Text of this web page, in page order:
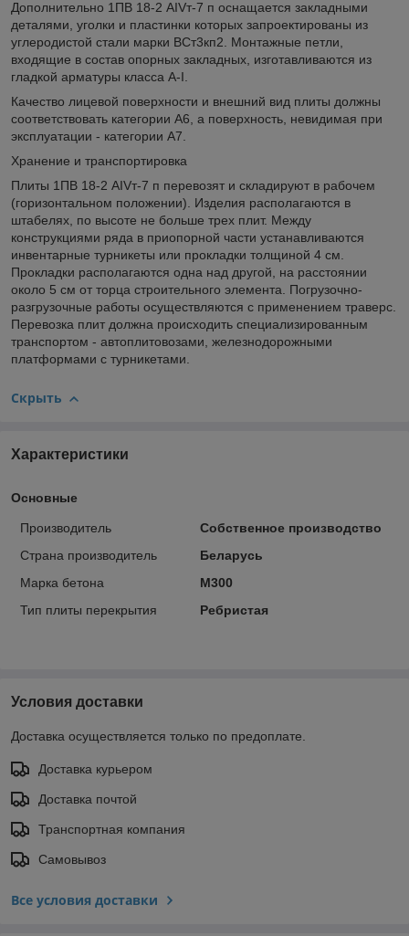
Дополнительно 1ПВ 18-2 АIVт-7 п оснащается закладными
деталями, уголки и пластинки которых запроектированы из
углеродистой стали марки ВСт3кп2. Монтажные петли,
входящие в состав опорных закладных, изготавливаются из
гладкой арматуры класса А-I.
Качество лицевой поверхности и внешний вид плиты должны
соответствовать категории А6, а поверхность, невидимая при
эксплуатации - категории А7.
Хранение и транспортировка
Плиты 1ПВ 18-2 АIVт-7 п перевозят и складируют в рабочем
(горизонтальном положении). Изделия располагаются в
штабелях, по высоте не больше трех плит. Между
конструкциями ряда в приопорной части устанавливаются
инвентарные турникеты или прокладки толщиной 4 см.
Прокладки располагаются одна над другой, на расстоянии
около 5 см от торца строительного элемента. Погрузочно-
разгрузочные работы осуществляются с применением траверс.
Перевозка плит должна происходить специализированным
транспортом - автоплитовозами, железнодорожными
платформами с турникетами.
Скрыть
Характеристики
Основные
Производитель
Собственное производство
Страна производитель
Беларусь
Марка бетона
М300
Тип плиты перекрытия
Ребристая
Условия доставки
Доставка осуществляется только по предоплате.
Доставка курьером
Доставка почтой
Транспортная компания
Самовывоз
Все условия доставки